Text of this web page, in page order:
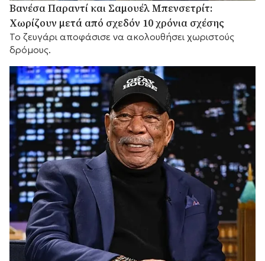
Βανέσα Παραντί και Σαμουέλ Μπενσετρίτ:
Χωρίζουν μετά από σχεδόν 10 χρόνια σχέσης
Το ζευγάρι αποφάσισε να ακολουθήσει χωριστούς
δρόμους.